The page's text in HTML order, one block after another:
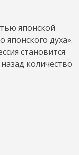
японской
японского духа».
становится
количество